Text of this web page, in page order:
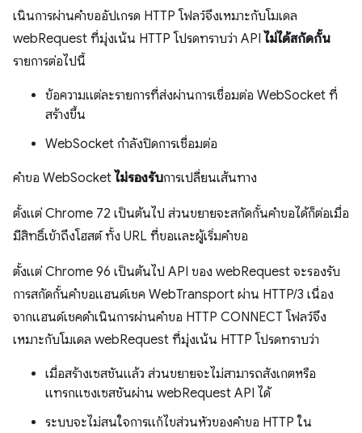
เนินการผ่านคำขออัปเกรด HTTP โฟลว์จึงเหมาะกับโมเดล
webRequest ที่มุ่งเน้น HTTP โปรดทราบว่า API ไม่ได้สกัดกั้น
รายการต่อไปนี้
ข้อความแต่ละรายการที่ส่งผ่านการเชื่อมต่อ WebSocket ที่
สร้างขึ้น
WebSocket กำลังปิดการเชื่อมต่อ
คำขอ WebSocket ไม่รองรับการเปลี่ยนเส้นทาง
ตั้งแต่ Chrome 72 เป็นต้นไป ส่วนขยายจะสกัดกั้นคำขอได้ก็ต่อเมื่อ
มีสิทธิ์เข้าถึงโฮสต์ ทั้ง URL ที่ขอและผู้เริ่มคำขอ
ตั้งแต่ Chrome 96 เป็นต้นไป API ของ webRequest จะรองรับ
การสกัดกั้นคำขอแฮนด์เชค WebTransport ผ่าน HTTP/3 เนื่อง
จากแฮนด์เชคดำเนินการผ่านคำขอ HTTP CONNECT โฟลว์จึง
เหมาะกับโมเดล webRequest ที่มุ่งเน้น HTTP โปรดทราบว่า
เมื่อสร้างเซสชันแล้ว ส่วนขยายจะไม่สามารถสังเกตหรือ
แทรกแซงเซสชันผ่าน webRequest API ได้
ระบบจะไม่สนใจการแก้ไขส่วนหัวของคำขอ HTTP ใน